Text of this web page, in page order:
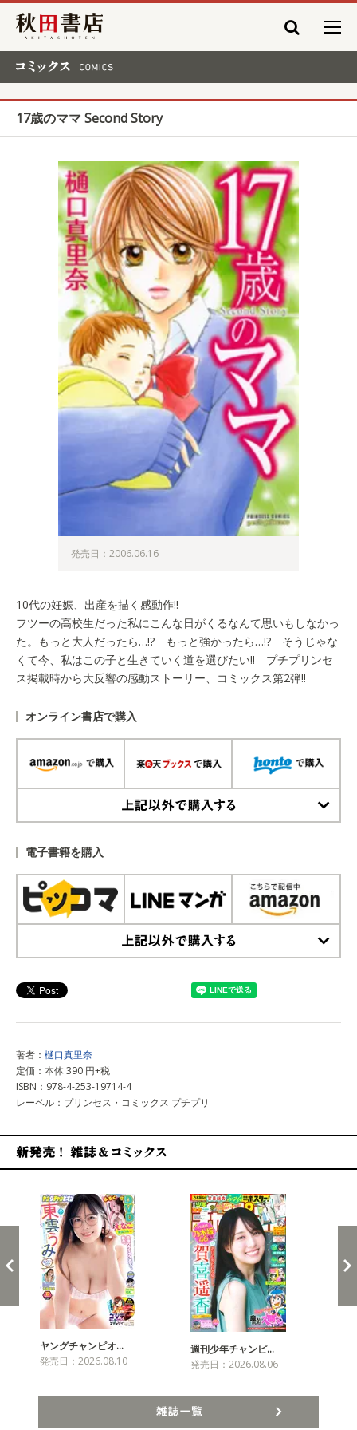
秋田書店
17歳のママ Second Story
発売日：2006.06.16
10代の妊娠、出産を描く感動作!!
フツーの高校生だった私にこんな日がくるなんて思いもしなかっ
た。もっと大人だったら…!? もっと強かったら…!? そうじゃな
くて今、私はこの子と生きていく道を選びたい!! プチプリンセ
ス掲載時から大反響の感動ストーリー、コミックス第2弾!!
オンライン書店で購入
電子書籍を購入
著者： 樋口真里奈
定価：本体 390 円+税
ISBN：978-4-253-19714-4
レーベル：プリンセス・コミックス プチプリ
ヤングチャンピオ…
発売日：2026.08.10
週刊少年チャンピ…
発売日：2026.08.06